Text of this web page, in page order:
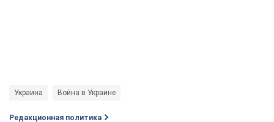
Украина Война в Украине
Редакционная политика